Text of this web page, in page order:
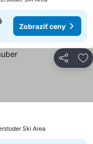
Zobraziť ceny
Zdieľať
Ski Area